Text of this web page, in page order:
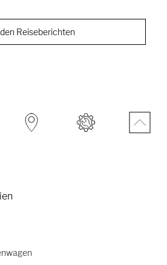
Reiseberichten